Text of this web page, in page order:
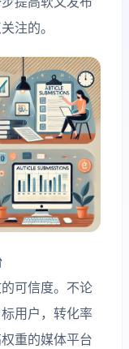
注的。
可信度。不论
用户，转化率
重的媒体平台